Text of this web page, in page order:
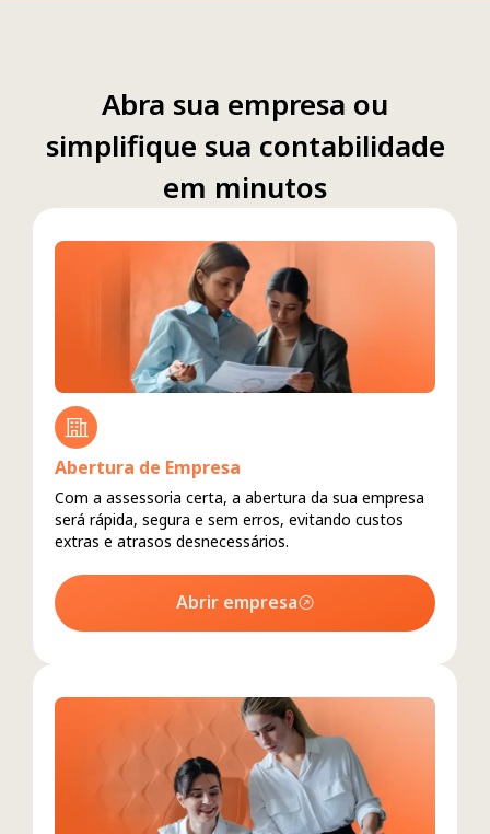
Abra sua empresa ou
simplifique sua contabilidade
em minutos
Abertura de Empresa
Com a assessoria certa, a abertura da sua empresa
será rápida, segura e sem erros, evitando custos
extras e atrasos desnecessários.
Abrir empresa